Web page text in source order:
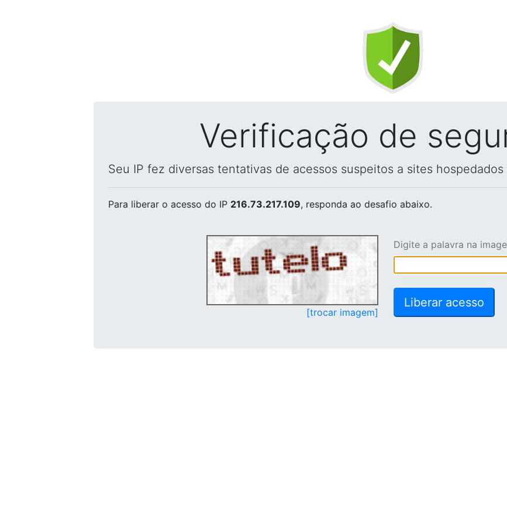
Verificação de
Seu IP fez diversas tentativas de acessos suspeitos a sites hospedados
Para liberar o acesso do IP 216.73.217.109, responda ao desafio abaixo.
[trocar imagem]
Digite a palavra na